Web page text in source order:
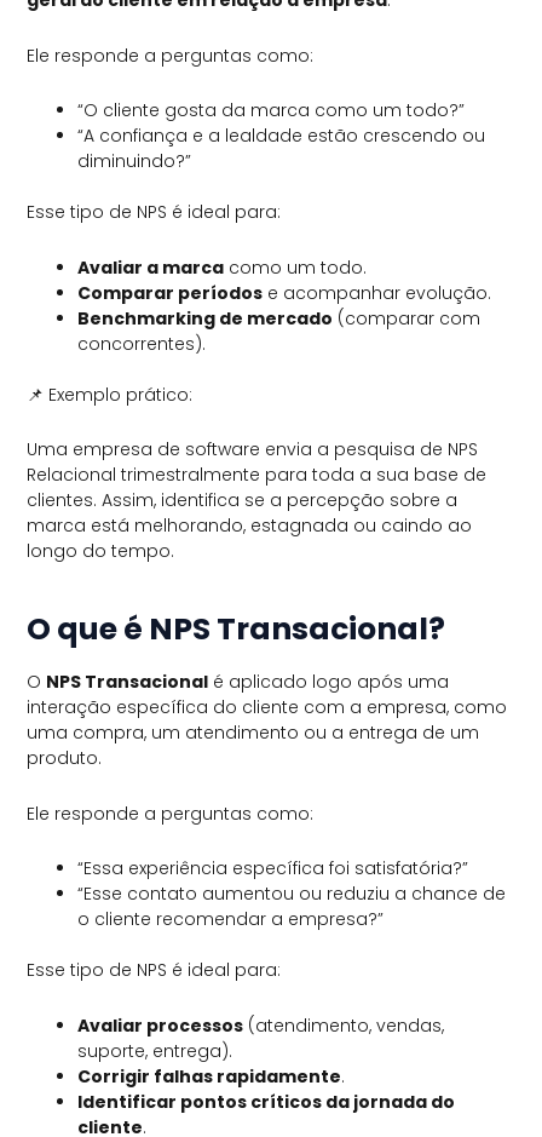
Ele responde a perguntas como:
“O cliente gosta da marca como um todo?”
“A confiança e a lealdade estão crescendo ou
diminuindo?”
Esse tipo de NPS é ideal para:
Avaliar a marca como um todo.
Comparar períodos e acompanhar evolução.
Benchmarking de mercado (comparar com
concorrentes).
📌 Exemplo prático:
Uma empresa de software envia a pesquisa de NPS
Relacional trimestralmente para toda a sua base de
clientes. Assim, identifica se a percepção sobre a
marca está melhorando, estagnada ou caindo ao
longo do tempo.
O que é NPS Transacional?
O NPS Transacional é aplicado logo após uma
interação específica do cliente com a empresa, como
uma compra, um atendimento ou a entrega de um
produto.
Ele responde a perguntas como:
“Essa experiência específica foi satisfatória?”
“Esse contato aumentou ou reduziu a chance de
o cliente recomendar a empresa?”
Esse tipo de NPS é ideal para:
Avaliar processos (atendimento, vendas,
suporte, entrega).
Corrigir falhas rapidamente.
Identificar pontos críticos da jornada do
cliente.